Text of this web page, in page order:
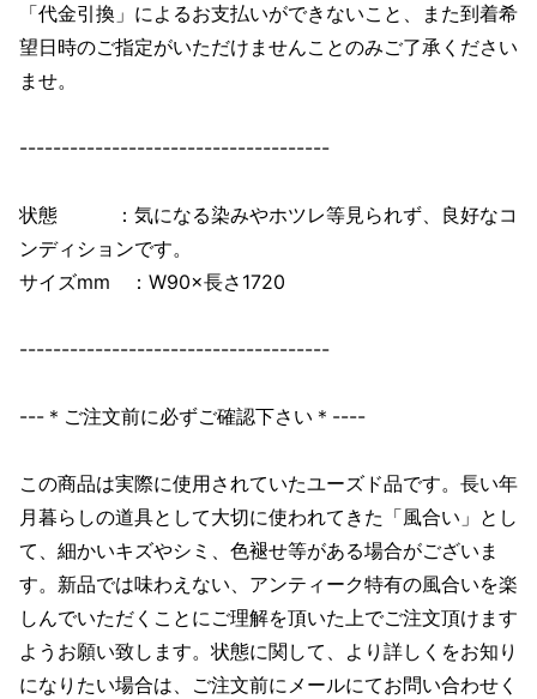
「代金引換」によるお支払いができないこと、また到着希
望日時のご指定がいただけませんことのみご了承ください
ませ。
-------------------------------------
状態 ：気になる染みやホツレ等見られず、良好なコ
ンディションです。
サイズmm ：W90×長さ1720
-------------------------------------
---＊ご注文前に必ずご確認下さい＊----
この商品は実際に使用されていたユーズド品です。長い年
月暮らしの道具として大切に使われてきた「風合い」とし
て、細かいキズやシミ、色褪せ等がある場合がございま
す。新品では味わえない、アンティーク特有の風合いを楽
しんでいただくことにご理解を頂いた上でご注文頂けます
ようお願い致します。状態に関して、より詳しくをお知り
になりたい場合は、ご注文前にメールにてお問い合わせく